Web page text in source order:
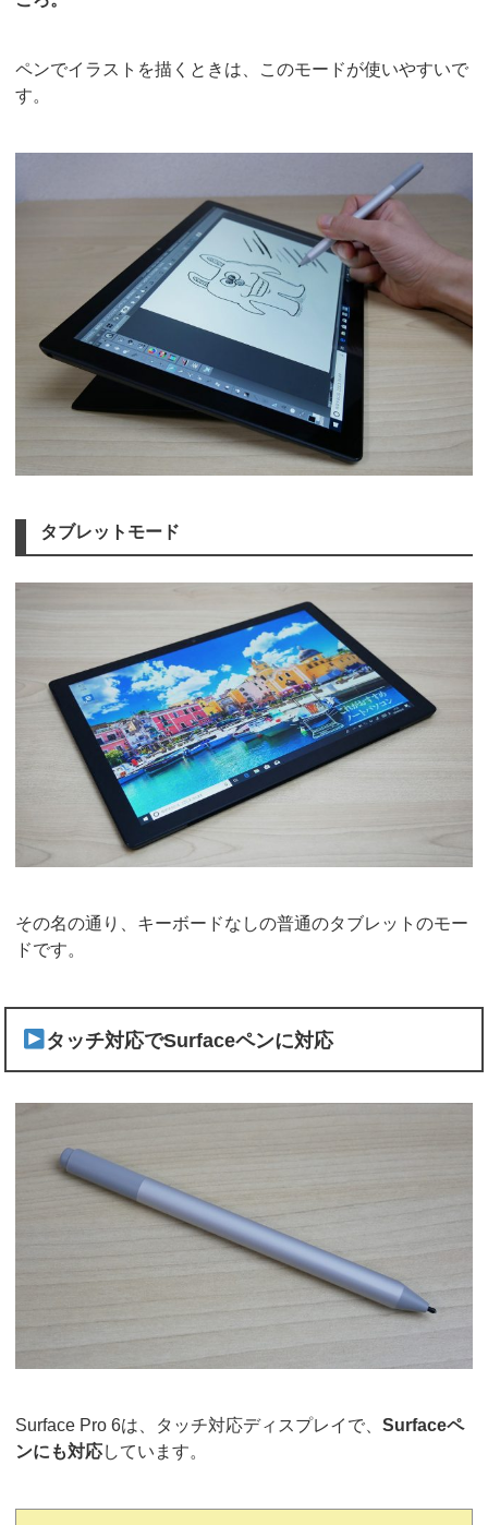
ペンでイラストを描くときは、このモードが使いやすいで
す。
タブレットモード
その名の通り、キーボードなしの普通のタブレットのモー
ドです。
タッチ対応でSurfaceペンに対応
Surface Pro 6は、タッチ対応ディスプレイで、Surfaceペ
ンにも対応しています。